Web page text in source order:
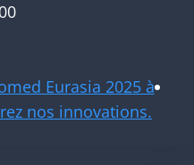
Eurasia 2025 à
nos innovations.